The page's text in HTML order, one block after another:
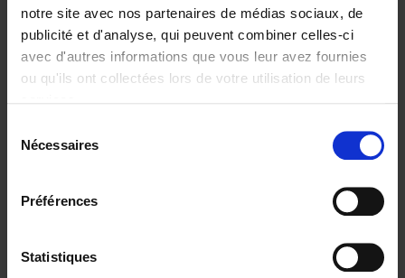
notre site avec nos partenaires de médias sociaux, de
publicité et d'analyse, qui peuvent combiner celles-ci
avec d'autres informations que vous leur avez fournies
ou qu'ils ont collectées lors de votre utilisation de leurs
Nécessaires
Préférences
Statistiques
€35,50
Content Marketing like a